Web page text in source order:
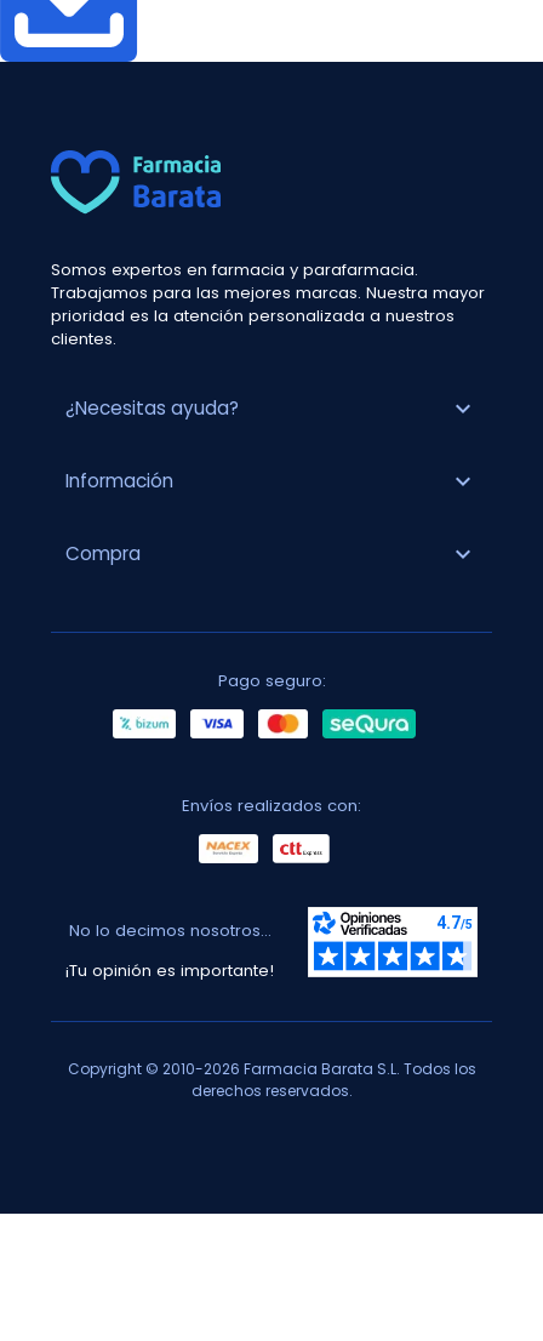
Somos expertos en farmacia y parafarmacia.
Trabajamos para las mejores marcas. Nuestra mayor
prioridad es la atención personalizada a nuestros
clientes.
¿Necesitas ayuda? expand_more
Información expand_more
Compra expand_more
Pago seguro:
Envíos realizados con:
No lo decimos nosotros...
¡Tu opinión es importante!
Copyright © 2010-2026 Farmacia Barata S.L. Todos los
derechos reservados.